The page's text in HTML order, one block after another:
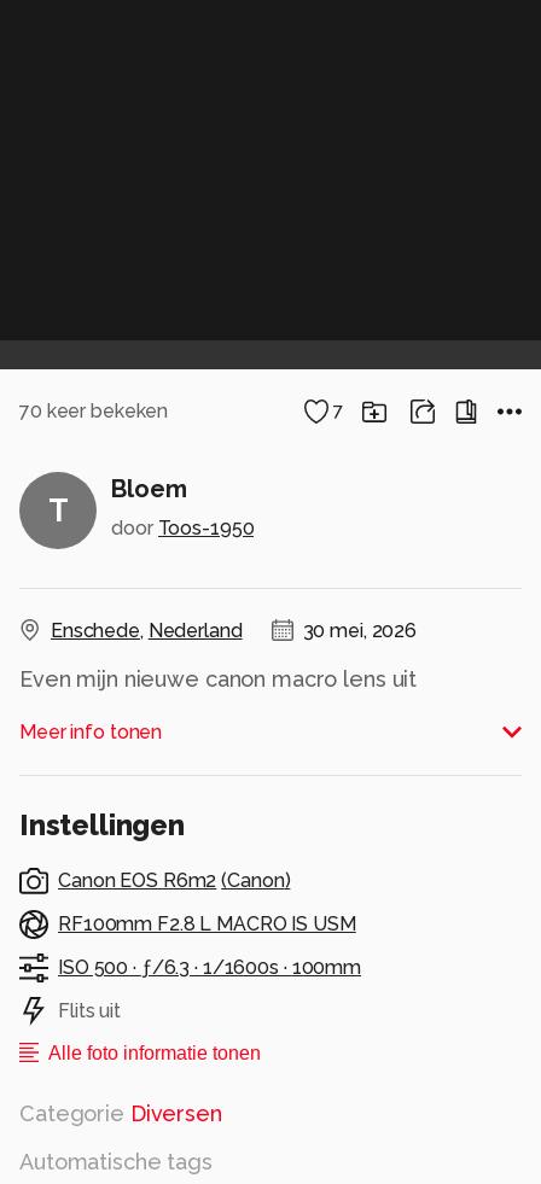
70 keer bekeken 7
T
Bloem
door Toos-1950
Enschede, Nederland 30 mei, 2026
Even mijn nieuwe canon macro lens uit
1/1600 sec f 6.3 iso 500 en 100 mm
Alle rechten voorbehouden
Meer info tonen
Instellingen
Canon EOS R6m2 (Canon)
RF100mm F2.8 L MACRO IS USM
ISO 500 · ƒ/6.3 · 1/1600s · 100mm
Flits uit
Alle foto informatie tonen
Categorie Diversen
Automatische tags